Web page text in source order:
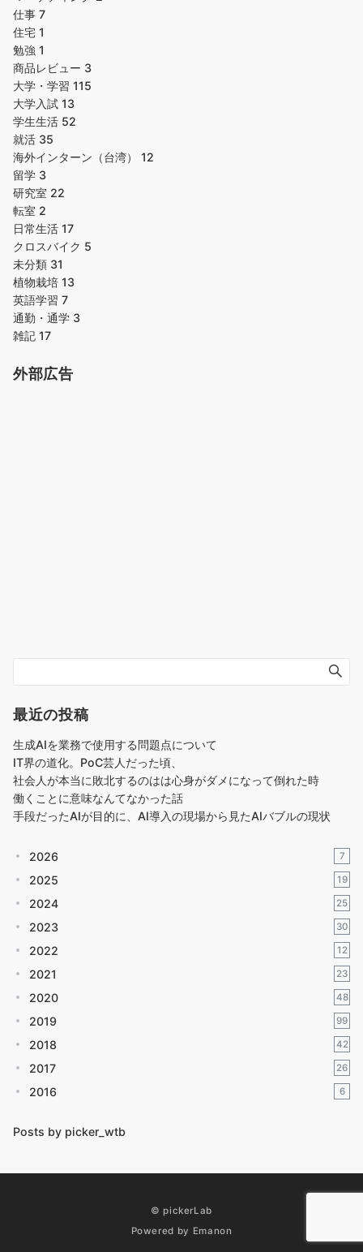
仕事 7
住宅 1
勉強 1
商品レビュー 3
大学・学習 115
大学入試 13
学生生活 52
就活 35
海外インターン（台湾） 12
留学 3
研究室 22
転室 2
日常生活 17
クロスバイク 5
未分類 31
植物栽培 13
英語学習 7
通勤・通学 3
雑記 17
外部広告
最近の投稿
生成AIを業務で使用する問題点について
IT界の道化。PoC芸人だった頃、
社会人が本当に敗北するのはは心身がダメになって倒れた時
働くことに意味なんてなかった話
手段だったAIが目的に、AI導入の現場から見たAIバブルの現状
2026 7
2025 19
2024 25
2023 30
2022 12
2021 23
2020 48
2019 99
2018 42
2017 26
2016 6
Posts by picker_wtb
© pickerLab
Powered by Emanon